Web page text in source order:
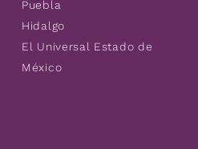
Puebla
Hidalgo
El Universal Estado de
México